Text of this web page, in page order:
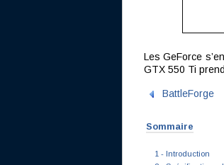
Les GeForce
GTX 550 Ti
BattleForge
Sommaire
1 - Introduction